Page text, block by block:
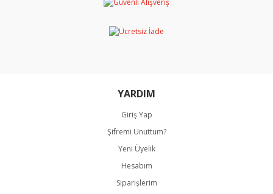
Ürün açıklamasında eksik bilgiler bulunuyor.
Gönder
YARDIM
Giriş Yap
Şifremi Unuttum?
Yeni Üyelik
Hesabım
Siparişlerim